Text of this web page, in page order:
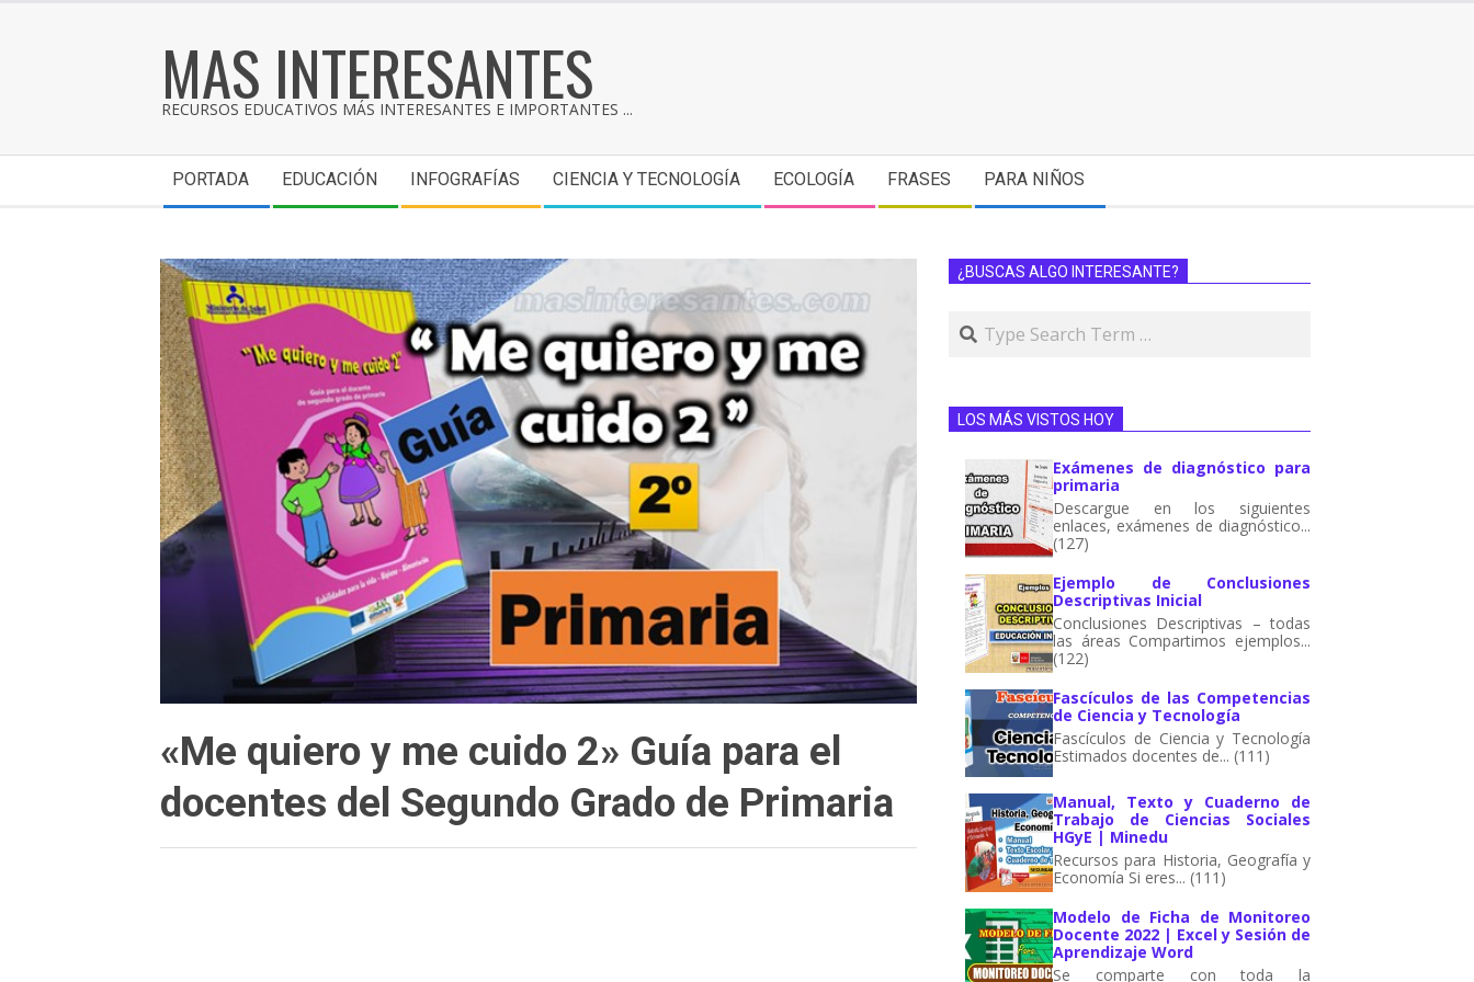
MAS INTERESANTES
RECURSOS EDUCATIVOS MÁS INTERESANTES E IMPORTANTES ...
PORTADA EDUCACIÓN INFOGRAFÍAS CIENCIA Y TECNOLOGÍA ECOLOGÍA FRASES PARA NIÑOS
«Me quiero y me cuido 2» Guía para el
docentes del Segundo Grado de Primaria
¿BUSCAS ALGO INTERESANTE?
LOS MÁS VISTOS HOY
Exámenes de diagnóstico para
primaria
Descargue en los siguientes
enlaces, exámenes de diagnóstico...
(127)
Ejemplo de Conclusiones
Descriptivas Inicial
Conclusiones Descriptivas – todas
las áreas Compartimos ejemplos...
(122)
Fascículos de las Competencias
de Ciencia y Tecnología
Fascículos de Ciencia y Tecnología
Estimados docentes de... (111)
Manual, Texto y Cuaderno de
Trabajo de Ciencias Sociales
HGyE | Minedu
Recursos para Historia, Geografía y
Economía Si eres... (111)
Modelo de Ficha de Monitoreo
Docente 2022 | Excel y Sesión de
Aprendizaje Word
Se comparte con toda la